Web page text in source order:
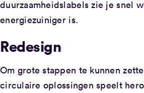
duurzaamheidslabels zie je snel
energiezuiniger is.
Redesign
Om grote stappen te kunnen
circulaire oplossingen speelt